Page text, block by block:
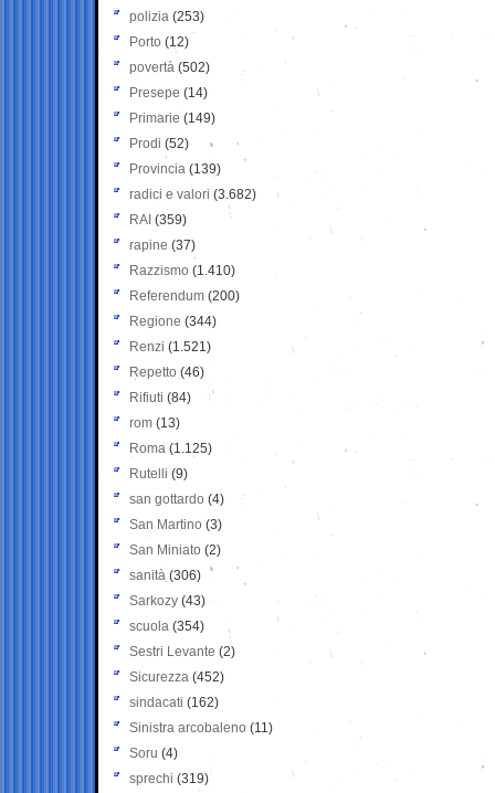
polizia (253)
Porto (12)
povertà (502)
Presepe (14)
Primarie (149)
Prodi (52)
Provincia (139)
radici e valori (3.682)
RAI (359)
rapine (37)
Razzismo (1.410)
Referendum (200)
Regione (344)
Renzi (1.521)
Repetto (46)
Rifiuti (84)
rom (13)
Roma (1.125)
Rutelli (9)
san gottardo (4)
San Martino (3)
San Miniato (2)
sanità (306)
Sarkozy (43)
scuola (354)
Sestri Levante (2)
Sicurezza (452)
sindacati (162)
Sinistra arcobaleno (11)
Soru (4)
sprechi (319)